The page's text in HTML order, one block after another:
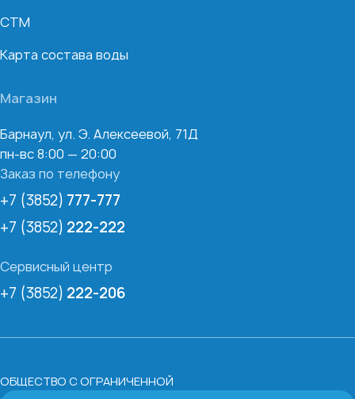
СТМ
Карта состава воды
Магазин
Барнаул, ул. Э. Алексеевой, 71Д
пн-вс 8:00 — 20:00
Заказ по телефону
+7 (3852) 777-777
+7 (3852) 222-222
Сервисный центр
+7 (3852) 222-206
ОБЩЕСТВО С ОГРАНИЧЕННОЙ